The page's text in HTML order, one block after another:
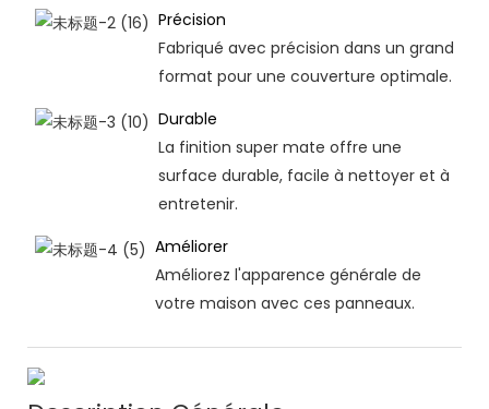
Précision
Fabriqué avec précision dans un grand
format pour une couverture optimale.
Durable
La finition super mate offre une
surface durable, facile à nettoyer et à
entretenir.
Améliorer
Améliorez l'apparence générale de
votre maison avec ces panneaux.